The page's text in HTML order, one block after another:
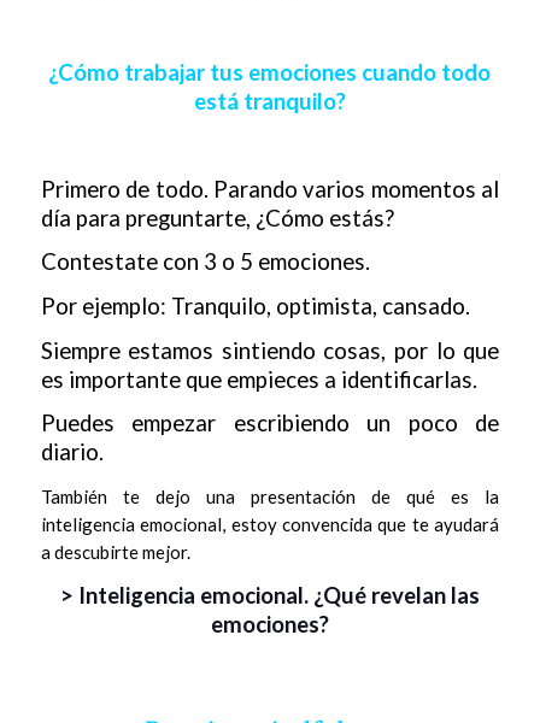
¿Cómo trabajar tus emociones cuando todo
está tranquilo?
Primero de todo. Parando varios momentos al
día para preguntarte, ¿Cómo estás?
Contestate con 3 o 5 emociones.
Por ejemplo: Tranquilo, optimista, cansado.
Siempre estamos sintiendo cosas, por lo que
es importante que empieces a identificarlas.
Puedes empezar escribiendo un poco de
diario.
También te dejo una presentación de qué es la
inteligencia emocional, estoy convencida que te ayudará
a descubirte mejor.
> Inteligencia emocional. ¿Qué revelan las
emociones?